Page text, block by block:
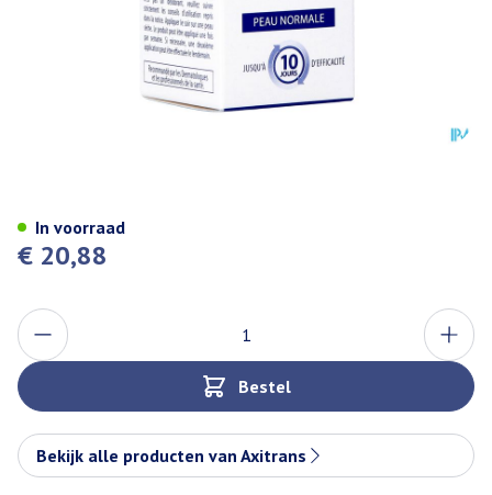
€ 20,88
Aantal
Bestel
In voorraad
Bekijk alle producten van Axitrans